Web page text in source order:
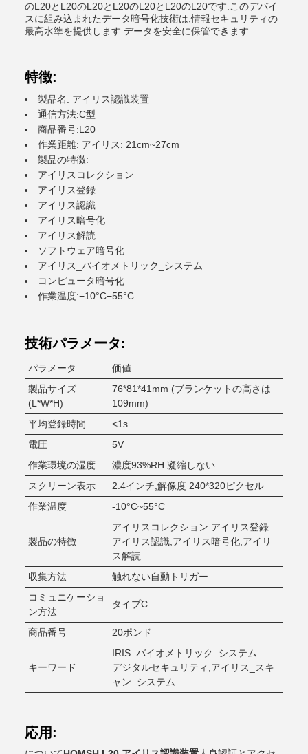
のL20とL20のL20とL20のL20とL20のL20です.このデバイ
スに組み込まれたデータ暗号化技術は,情報セキュリティの
最高水準を提供します.データを安全に保管できます
特徴:
製品名: アイリス認識装置
通信方法:C型
商品番号:L20
作業距離: アイリス: 21cm~27cm
製品の特徴:
アイリスコレクション
アイリス登録
アイリス認識
アイリス暗号化
アイリス解読
ソフトウェア暗号化
アイリス_バイオメトリック_システム
コンピュータ暗号化
作業温度:−10°C−55°C
技術パラメータ:
パラメータ
価値
製品サイズ
(L*W*H)
76*81*41mm (ブランケットの高さは
109mm)
平均登録時間
<1s
電圧
5V
作業環境の湿度
濃度93%RH 凝縮しない
スクリーン表示
2.4インチ,解像度 240*320ピクセル
作業温度
-10°C~55°C
製品の特徴
アイリスコレクション アイリス登録
アイリス認識,アイリス暗号化,アイリ
ス解読
収集方法
触れない自動トリガー
コミュニケーショ
ン方法
タイプC
商品番号 20ポンド
キーワード
IRIS_バイオメトリック_システム
デジタルセキュリティ,アイリス_スキ
ャン_システム
応用: